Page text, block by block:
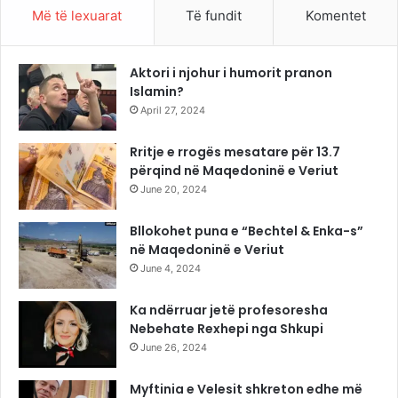
Më të lexuarat Të fundit Komentet
Aktori i njohur i humorit pranon
Islamin?
April 27, 2024
Rritje e rrogës mesatare për 13.7
përqind në Maqedoninë e Veriut
June 20, 2024
Bllokohet puna e “Bechtel & Enka-s”
në Maqedoninë e Veriut
June 4, 2024
Ka ndërruar jetë profesoresha
Nebehate Rexhepi nga Shkupi
June 26, 2024
Myftinia e Velesit shkreton edhe më